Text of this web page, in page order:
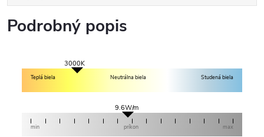
Podrobný popis
3000K
Teplá biela Neutrálna biela Studená biela
9.6W/m
min príkon max